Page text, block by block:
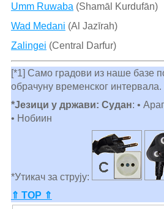
Umm Ruwaba (Shamāl Kurdufān)
Wad Medani (Al Jazīrah)
Zalingei (Central Darfur)
[*1] Само градови из наше базе
обрачуну временског интервала.
*Језици у држави: Судан: •
• Нобиин
*Утикач за струју:
⇑ TOP ⇑